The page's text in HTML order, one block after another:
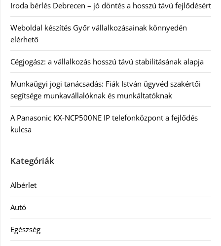
Iroda bérlés Debrecen – jó döntés a hosszú távú fejlődésért
Weboldal készítés Győr vállalkozásainak könnyedén
elérhető
Cégjogász: a vállalkozás hosszú távú stabilitásának alapja
Munkaügyi jogi tanácsadás: Fiák István ügyvéd szakértői
segítsége munkavállalóknak és munkáltatóknak
A Panasonic KX-NCP500NE IP telefonközpont a fejlődés
kulcsa
Kategóriák
Albérlet
Autó
Egészség